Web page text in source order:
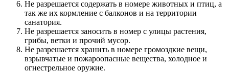
Не разрешается содержать в номере животных и птиц, а
так же их кормление с балконов и на территории
санатория.
Не разрешается заносить в номер с улицы растения,
грибы, ветки и прочий мусор.
Не разрешается хранить в номере громоздкие вещи,
взрывчатые и пожароопасные вещества, холодное и
огнестрельное оружие.